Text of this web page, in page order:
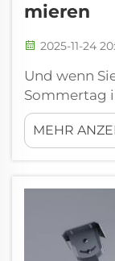
Mieren
2025-11-24
Und wenn
Sommertag
kennen Sie
ist so still,
kommen
MEHR